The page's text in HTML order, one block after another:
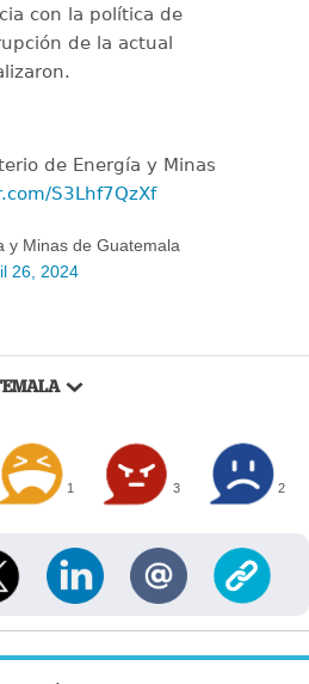
con la política de
de la actual
de Energía y Minas
S3Lhf7QzXf
Minas de Guatemala
26, 2024
1 3 2